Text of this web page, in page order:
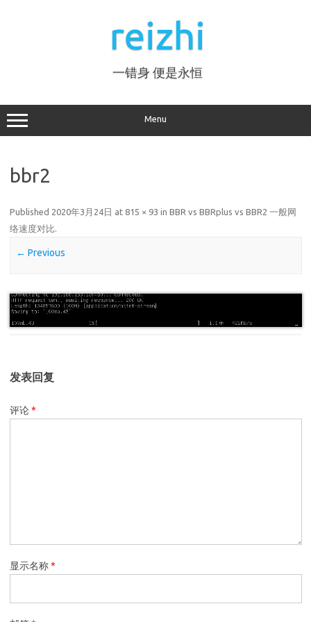
reizhi
一错身 便是永恒
Menu
bbr2
Published 2020年3月24日 at 815 × 93 in BBR vs BBRplus vs BBR2 一般网
络速度对比.
← Previous
发表回复
评论*
显示名称*